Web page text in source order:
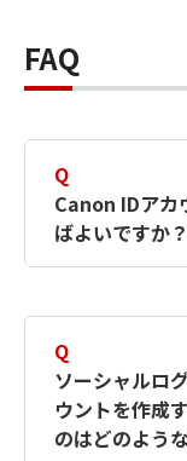
FAQ
Q
Canon IDアカ
ばよいですか？
す。詳し
何ですか
ださい。
Q
ソーシャルロ
ウントを作成
のはどのよう